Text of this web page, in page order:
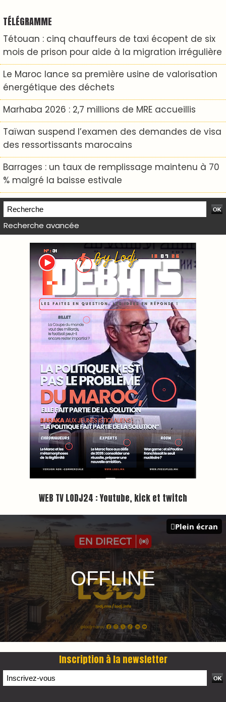
TÉLÉGRAMME
Tétouan : cinq chauffeurs de taxi écopent de six
mois de prison pour aide à la migration irrégulière
Le Maroc lance sa première usine de valorisation
énergétique des déchets
Marhaba 2026 : 2,7 millions de MRE accueillis
Taïwan suspend l’examen des demandes de visa
des ressortissants marocains
Barrages : un taux de remplissage maintenu à 70
% malgré la baisse estivale
Recherche avancée
WEB TV LODJ24 : Youtube, kick et twitch
Plein écran
Inscription à la newsletter
Plus d'informations sur cette page :
PRESS +
LES PLUS RÉCENTS CLASSEURS
7 days santé & conso du 31-07-2026
I-MAG-Spécial Fête du Trône 2026
7 days Culture du 29-07-2026
7 days Auto-Moto du 27-07-2026